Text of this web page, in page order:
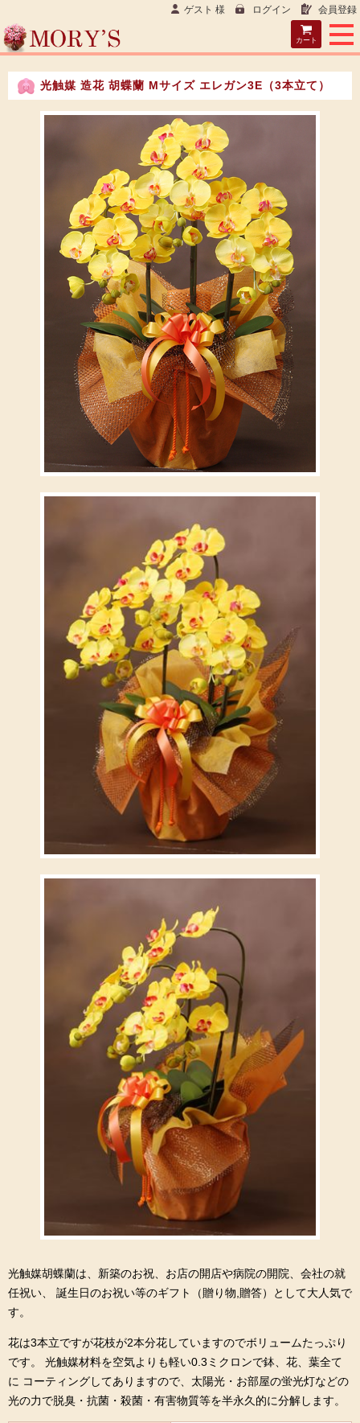
ゲスト 様 ログイン 会員登録
カート
光触媒 造花 胡蝶蘭 Mサイズ エレガン3E（3本立て）
光触媒胡蝶蘭は、新築のお祝、お店の開店や病院の開院、会社の就
任祝い、 誕生日のお祝い等のギフト（贈り物,贈答）として大人気で
す。
花は3本立ですが花枝が2本分花していますのでボリュームたっぷり
です。 光触媒材料を空気よりも軽い0.3ミクロンで鉢、花、葉全て
に コーティングしてありますので、太陽光・お部屋の蛍光灯などの
光の力で脱臭・抗菌・殺菌・有害物質等を半永久的に分解します。